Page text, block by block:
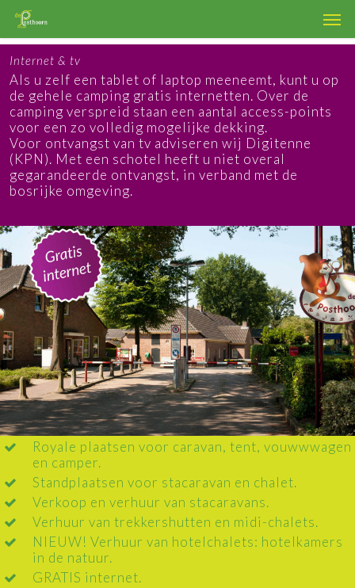
Skip
main
content
Internet & tv
Als u zelf een tablet of laptop meeneemt, kunt u op
de gehele camping gratis internetten. Over de
camping verspreid staan een aantal access-points
voor een zo volledig mogelijke dekking.
Voor ontvangst van tv adviseren wij Digitenne
(KPN). Met een schotel heeft u niet overal
gegarandeerde ontvangst, in verband met de
bosrijke omgeving.
Royale plaatsen voor caravan, tent, vouwwwagen
en camper.
Standplaatsen voor stacaravan en chalet.
Verkoop en verhuur van stacaravans.
Verhuur van trekkershutten en midi-chalets.
NIEUW! Verhuur van hotelchalets: hotelkamers
in de natuur.
GRATIS internet.